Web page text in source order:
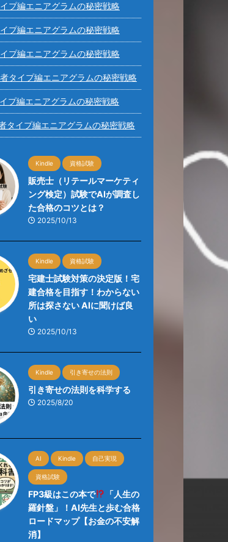
プ編エニアグラムの秘密戦略
プ編エニアグラムの秘密戦略
プ編エニアグラムの秘密戦略
タイプ編エニアグラムの秘密戦略
プ編エニアグラムの秘密戦略
タイプ編エニアグラムの秘密戦略
Kindle 資格試験
販売士（リテールマーケティ
ング検定）試験でAIが調査し
た合格のコツとは？
2025/10/13
Kindle 資格試験
宅建士試験対策の決定版！宅
建合格を目指す！わからない
所は探さない AIに聞けば良
い
2025/10/13
Kindle 引き寄せの法則
引き寄せの法則を科学する
2025/8/20
AI Kindle 自己実現
資格試験
FP3級はこの本で
「人生の
羅針盤」！AI先生と歩む合格
ロードマップ【お金の不安解
消】